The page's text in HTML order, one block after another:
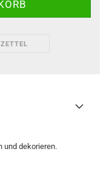
und dekorieren.